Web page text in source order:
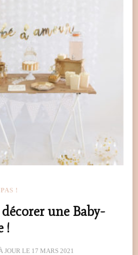
!
une Baby-
!
JOUR LE 17 MARS 2021